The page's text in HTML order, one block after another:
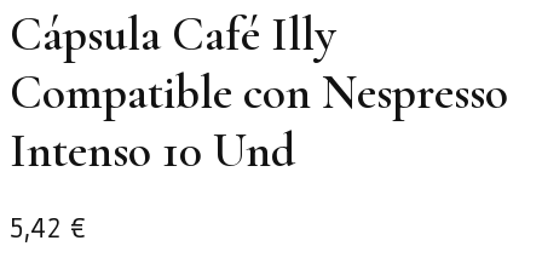
Cápsula Café Illy
Compatible con Nespresso
Intenso 10 Und
5,42 €